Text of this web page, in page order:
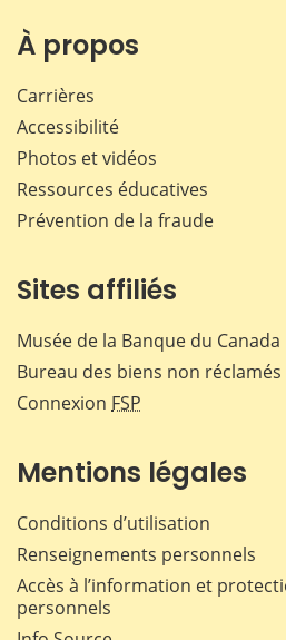
À propos
Carrières
Accessibilité
Photos et vidéos
Ressources éducatives
Prévention de la fraude
Sites affiliés
Musée de la Banque du Canada
Bureau des biens non réclamés
Connexion FSP
Mentions légales
Conditions d’utilisation
Renseignements personnels
Accès à l’information et
personnels